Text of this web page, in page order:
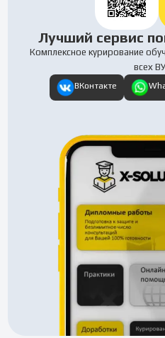
Лучший сервис
Комплексное курирование
всех
ВКонтакте